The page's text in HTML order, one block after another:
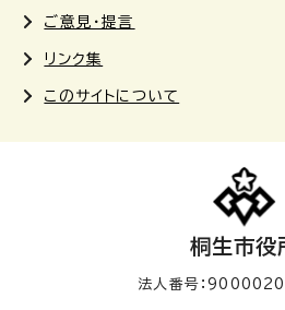
ご意見・提言
リンク集
このサイトについて
桐生市役
法人番号：